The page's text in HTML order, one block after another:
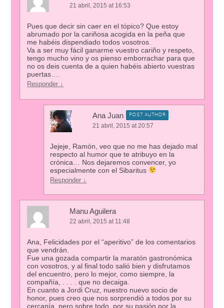
21 abril, 2015 at 16:53
Pues que decir sin caer en el tópico? Que estoy
abrumado por la cariñosa acogida en la peña que
me habéis dispendiado todos vosotros.
Va a ser muy fácil ganarme vuestro cariño y respeto,
tengo mucho vino y os pienso emborrachar para que
no os deis cuenta de a quien habéis abierto vuestras
puertas….
Responder ↓
Ana Juan POST AUTHOR
21 abril, 2015 at 20:57
Jejeje, Ramón, veo que no me has dejado mal
respecto al humor que te atribuyo en la
crónica… Nos dejaremos convencer, yo
especialmente con el Sibaritus
Responder ↓
Manu Aguilera
22 abril, 2015 at 11:48
Ana, Felicidades por el “aperitivo” de los comentarios
que vendrán.
Fue una gozada compartir la maratón gastronómica
con vosotros, y al final todo salió bien y disfrutamos
del encuentro, pero lo mejor, como siempre, la
compañía, . . . . que no decaiga.
En cuanto a Jordi Cruz, nuestro nuevo socio de
honor, pues creo que nos sorprendió a todos por su
cercanía, pero sobre todo, por su pasión por la